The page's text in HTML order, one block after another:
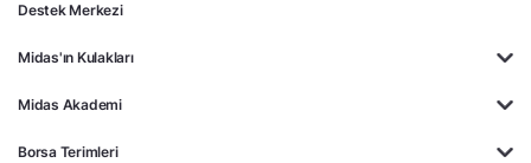
Destek Merkezi
Midas'ın Kulakları
Midas Akademi
Borsa Terimleri